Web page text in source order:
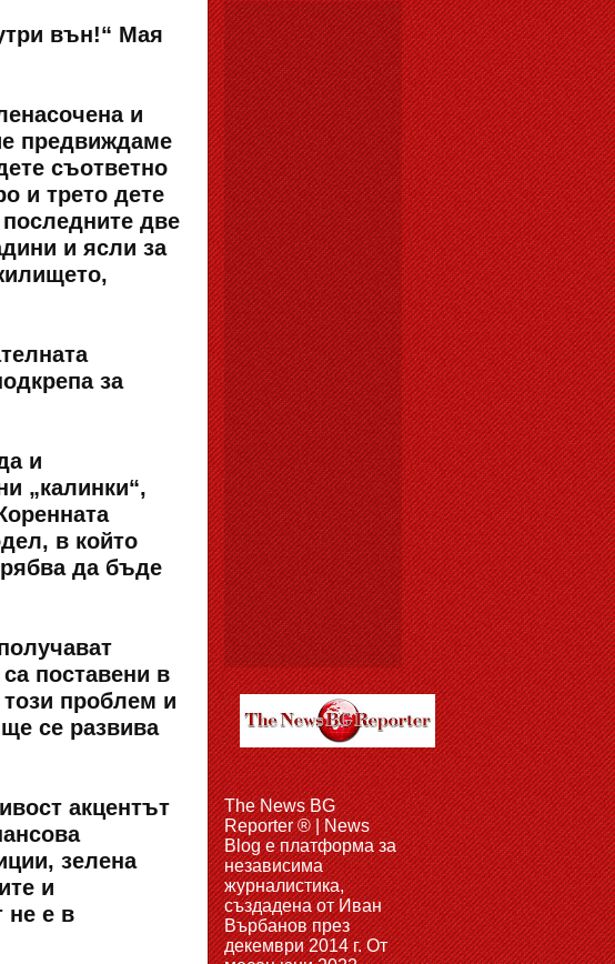
вън!“ Мая
и
предвиждаме
съответно
и трето дете
две
и ясли за
за
и
„калинки“,
в който
да бъде
поставени в
проблем и
се развива
акцентът
зелена
и
не е в
The News BG
Reporter ® | News
Blog e платформа за
независима
журналистика,
създадена от Иван
Върбанов през
декември 2014 г. От